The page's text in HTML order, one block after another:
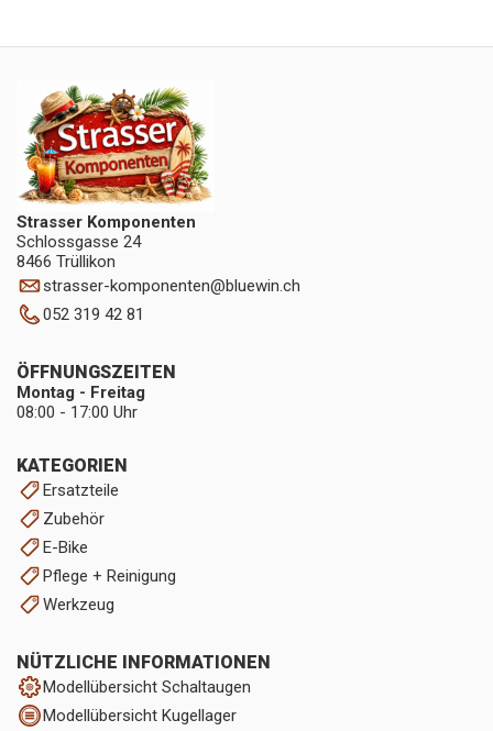
Strasser Komponenten
Schlossgasse 24
8466 Trüllikon
strasser-komponenten@bluewin.ch
052 319 42 81
KATEGORIEN
Ersatzteile
Zubehör
E-Bike
Pflege + Reinigung
Werkzeug
NÜTZLICHE INFORMATIONEN
Modellübersicht Schaltaugen
Modellübersicht Kugellager
ÖFFNUNGSZEITEN
Montag - Freitag
08:00 - 17:00 Uhr